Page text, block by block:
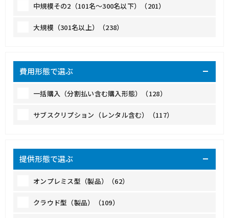
中規模その2（101名～300名以下）（201）
大規模（301名以上）（238）
費用形態で選ぶ
一括購入（分割払い含む購入形態）（128）
サブスクリプション（レンタル含む）（117）
提供形態で選ぶ
オンプレミス型（製品）（62）
クラウド型（製品）（109）